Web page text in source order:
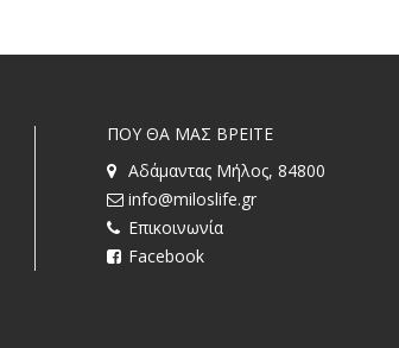
ΠΟΥ ΘΑ ΜΑΣ ΒΡΕΙΤΕ
Αδάμαντας Μήλος, 84800
info@miloslife.gr
Επικοινωνία
Facebook